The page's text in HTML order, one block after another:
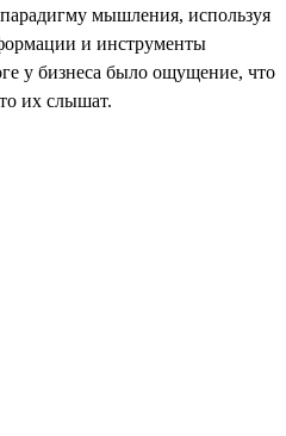
мышления, используя
и инструменты
у бизнеса было ощущение, что
их слышат.